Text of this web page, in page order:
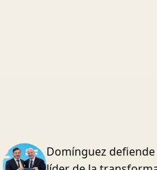
Domínguez